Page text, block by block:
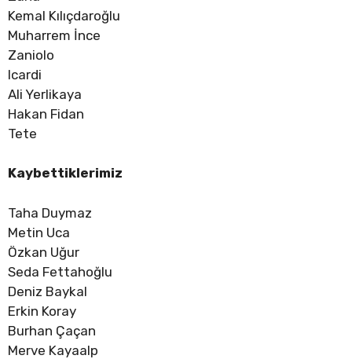
Kemal Kılıçdaroğlu
Muharrem İnce
Zaniolo
Icardi
Ali Yerlikaya
Hakan Fidan
Tete
Kaybettiklerimiz
Taha Duymaz
Metin Uca
Özkan Uğur
Seda Fettahoğlu
Deniz Baykal
Erkin Koray
Burhan Çaçan
Merve Kayaalp